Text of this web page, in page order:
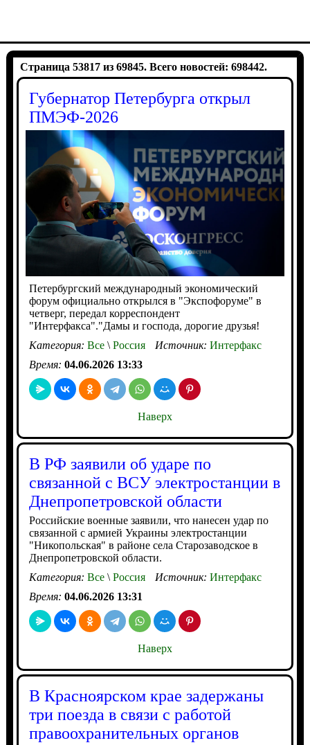
Страница 53817 из 69845. Всего новостей: 698442.
Губернатор Петербурга открыл
ПМЭФ-2026
Петербургский международный экономический
форум официально открылся в "Экспофоруме" в
четверг, передал корреспондент
"Интерфакса"."Дамы и господа, дорогие друзья!
Категория: Все\Россия Источник: Интерфакс
Время: 04.06.2026 13:33
Наверх
В РФ заявили об ударе по
связанной с ВСУ электростанции в
Днепропетровской области
Российские военные заявили, что нанесен удар по
связанной с армией Украины электростанции
"Никопольская" в районе села Старозаводское в
Днепропетровской области.
Категория: Все\Россия Источник: Интерфакс
Время: 04.06.2026 13:31
Наверх
В Красноярском крае задержаны
три поезда в связи с работой
правоохранительных органов